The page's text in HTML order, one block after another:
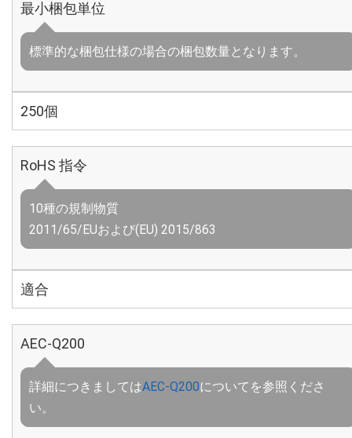
最小梱包単位
標準的な梱包仕様の場合の梱包数量となります。
250個
RoHS 指令
10種の規制物質
2011/65/EUおよび(EU) 2015/863
適合
AEC-Q200
詳細につきましてはAEC-Q200についてを参照くださ
い。